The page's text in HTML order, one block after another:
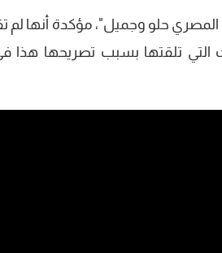
حلو وجميل"، مؤكدة أنها
التي تلقتها بسبب تصريحها هذا